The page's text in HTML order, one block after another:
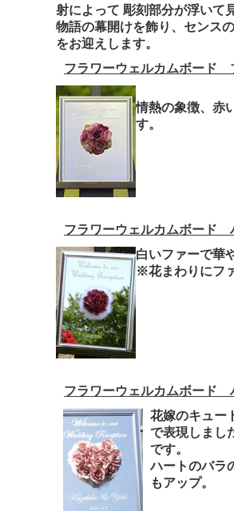
射によって 彫刻部分が浮いて
物語の幕開けを飾り、センス
をお迎えします。
フラワーウェルカムボード
情熱の象徴、赤
す。
フラワーウェルカムボード
白いファーで華
※花まわりにフ
フラワーウェルカムボード
花嫁のキュー
で表現しまし
です。
ハートのバラ
もアップ。